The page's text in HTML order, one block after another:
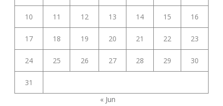
10 11 12 13 14 15 16
17 18 19 20 21 22 23
24 25 26 27 28 29 30
31
« Jun